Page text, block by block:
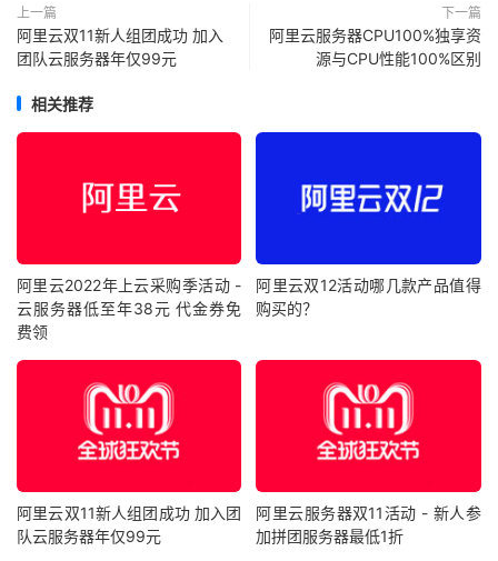
上一篇
阿里云双11新人组团成功 加入
团队云服务器年仅99元
下一篇
阿里云服务器CPU100%独享资
源与CPU性能100%区别
相关推荐
阿里云2022年上云采购季活动 -
云服务器低至年38元 代金券免
费领
阿里云双12活动哪几款产品值得
购买的？
阿里云双11新人组团成功 加入团
队云服务器年仅99元
阿里云服务器双11活动 - 新人参
加拼团服务器最低1折